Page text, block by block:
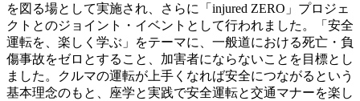
を図る場として実施され、さらに「injured ZERO」プロジェ
クトとのジョイント・イベントとして行われました。「安全
運転を、楽しく学ぶ」をテーマに、一般道における死亡・負
傷事故をゼロとすること、加害者にならないことを目標とし
ました。クルマの運転が上手くなれば安全につながるという
基本理念のもと、座学と実践で安全運転と交通マナーを楽し